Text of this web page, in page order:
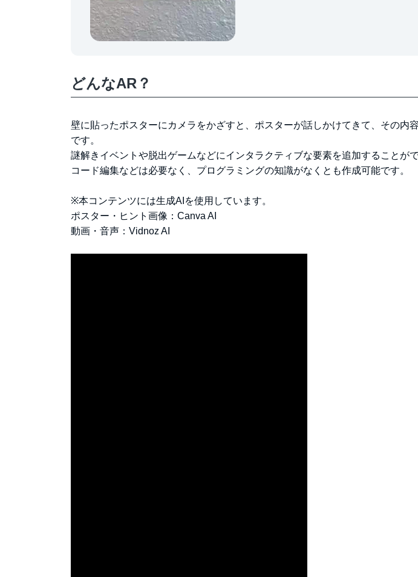
どんなAR？
壁に貼ったポスターにカメラをかざすと、ポスターが話しかけてきて、その内
です。
謎解きイベントや脱出ゲームなどにインタラクティブな要素を追加することがで
コード編集などは必要なく、プログラミングの知識がなくとも作成可能です。
※本コンテンツには生成AIを使用しています。
ポスター・ヒント画像：Canva AI
動画・音声：Vidnoz AI